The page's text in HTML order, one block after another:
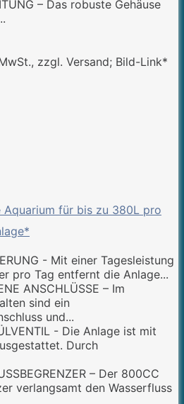
– Das robuste Gehäuse
zzgl. Versand; Bild-Link*
Aquarium für bis zu 380L pro
- Mit einer Tagesleistung
pro Tag entfernt die Anlage...
ANSCHLÜSSE – Im
sind ein
und...
- Die Anlage ist mit
Durch
– Der 800CC
verlangsamt den Wasserfluss